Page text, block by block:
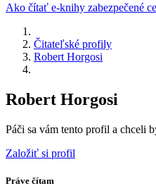
Ako čítať e-knihy zabezpečené
Čitateľské profily
Robert Horgosi
Robert Horgosi
Páči sa vám tento profil a chceli
Založiť si profil
Práve čítam